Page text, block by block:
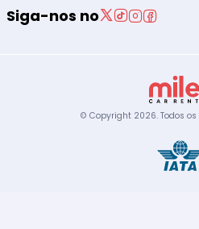
Siga-nos no
© Copyright 2026. Todos